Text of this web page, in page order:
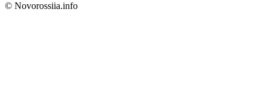
© Novorossiia.info